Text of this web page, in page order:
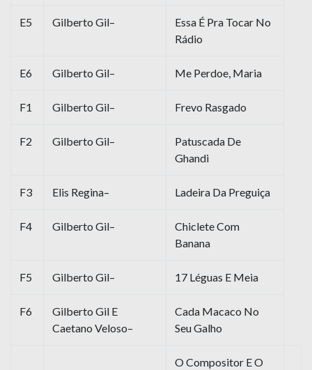
E5 Gilberto Gil–
Essa É Pra Tocar No
Rádio
E6 Gilberto Gil– Me Perdoe, Maria
F1 Gilberto Gil– Frevo Rasgado
F2 Gilberto Gil–
Patuscada De
Ghandi
F3 Elis Regina– Ladeira Da Preguiça
F4 Gilberto Gil–
Chiclete Com
Banana
F5 Gilberto Gil– 17 Léguas E Meia
F6
Gilberto Gil E
Caetano Veloso–
Cada Macaco No
Seu Galho
O Compositor E O